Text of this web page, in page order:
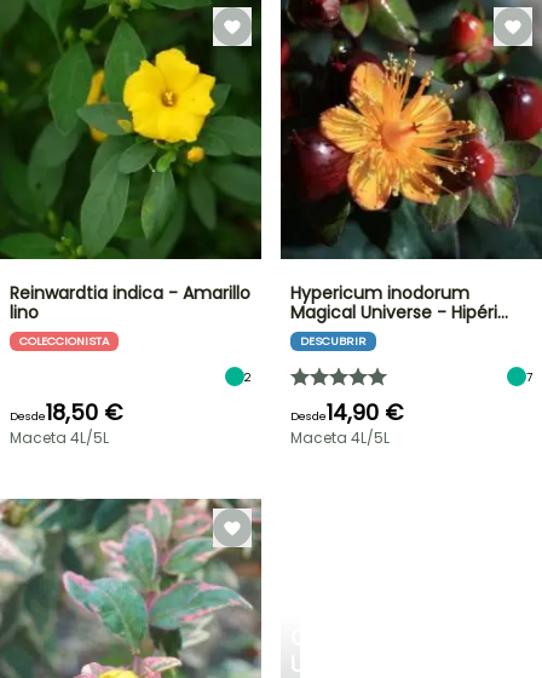
UN
Reinwardtia indica - Amarillo
lino
COLECCIONISTA
2
Desde18,50 €
Maceta 4L/5L
Hypericum inodorum
Magical Universe - Hipéri…
DESCUBRIR
7
Desde14,90 €
Maceta 4L/5L